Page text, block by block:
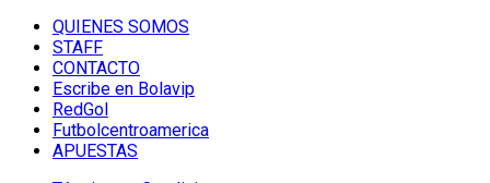
QUIENES SOMOS
STAFF
CONTACTO
Escribe en Bolavip
RedGol
Futbolcentroamerica
APUESTAS